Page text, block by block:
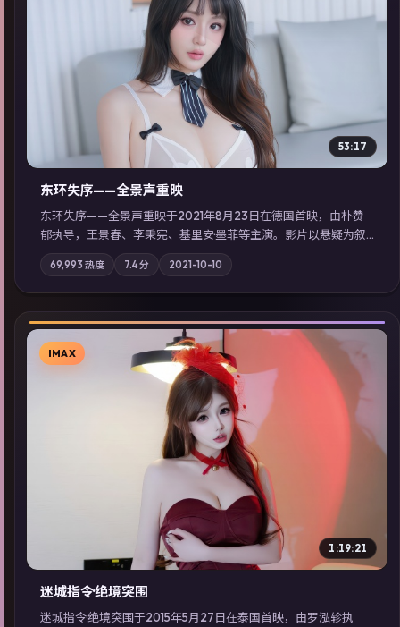
▶
53:17
东环失序——全景声重映
东环失序——全景声重映于2021年8月23日在德国首映，由朴赞
郁执导，王景春、李秉宪、基里安·墨菲等主演。影片以悬疑为叙
事主轴，科技与人性的边界在实验事故后逐渐模糊；摄影与配乐
强化地域气质；站内亦可通过「国产免费观看高清电视剧在线
看」延展检索同类型高分佳作，畅享高清在线追剧体验。
69,993 热度 7.4分 2021-10-10
▶
IMAX
1:19:21
迷城指令·绝境突围
迷城指令·绝境突围于2015年5月27日在泰国首映，由罗泓轸执